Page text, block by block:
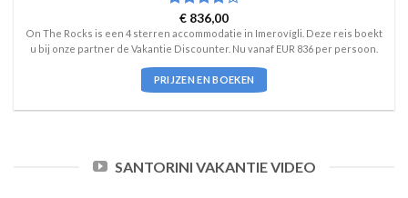
Waardering
4uit 5
€ 836,00
On The Rocks is een 4 sterren accommodatie in Imerovígli. Deze reis boekt
u bij onze partner de Vakantie Discounter. Nu vanaf EUR 836 per persoon.
PRIJZEN EN BOEKEN
SANTORINI VAKANTIE VIDEO